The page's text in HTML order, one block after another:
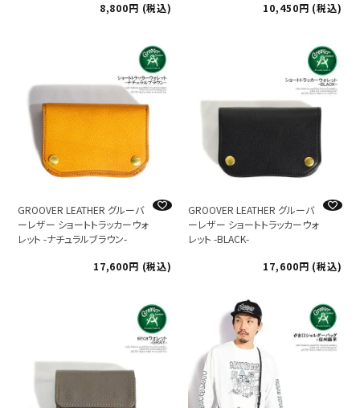
8,800
税込
10,450
税込
GROOVER LEATHER グルーバ
ーレザー ショートトラッカーウォ
レット -ナチュラルブラウン-
17,600
税込
GROOVER LEATHER グルーバ
ーレザー ショートトラッカーウォ
レット -BLACK-
17,600
税込